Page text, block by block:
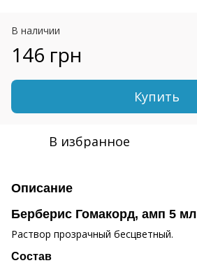
В наличии
146 грн
Купить
В избранное
Описание
Берберис Гомакорд, амп 5 мл
Раствор прозрачный бесцветный.
Состав